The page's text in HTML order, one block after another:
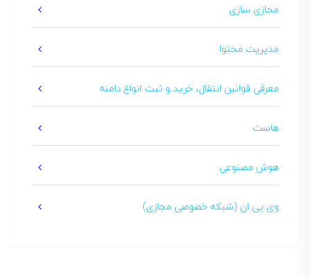
مجازی سازی
مدیریت محتوا
معرفی قوانین انتقال، خرید و ثبت انواع دامنه
هاست
هوش مصنوعی
وی پی ان (شبکه خصوصی مجازی)